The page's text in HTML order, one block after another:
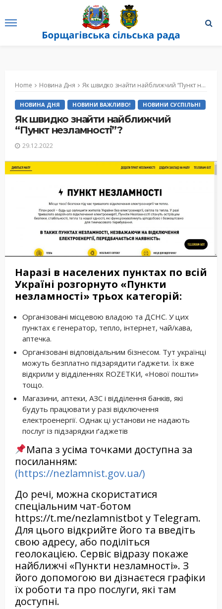
Home Новина Дня Як швидко знайти найближчий “Пункт незламності”?
НОВИНА ДНЯ НОВИНИ ВАЖЛИВО! НОВИНИ СУСПІЛЬНІ
Як швидко знайти найближчий
“Пункт незламності”?
29.12.2022
Наразі в населених пунктах по всій
Україні розгорнуто «Пункти
незламності» трьох категорій:
Організовані місцевою владою та ДСНС. У цих
пунктах є генератор, тепло, інтернет, чай/кава,
аптечка.
Організовані відповідальним бізнесом. Тут українці
можуть безплатно підзарядити ґаджети. Їх вже
відкрили у відділеннях ROZETKИ, «Нової пошти»
тощо.
Магазини, аптеки, АЗС і відділення банків, які
будуть працювати у разі відключення
електроенергії. Однак ці установи не надають
послуг із підзарядки ґаджетів
Мапа з усіма точками доступна за
посиланням:
(https://nezlamnist.gov.ua/)
До речі, можна скористатися
спеціальним чат-ботом
https://t.me/nezlamnistbot у Telegram.
Для цього відкрийте його та введіть
свою адресу, або поділіться
геолокацією. Сервіс відразу покаже
найближчі «Пункти незламності». З
його допомогою ви дізнаєтеся графіки
їх роботи та про послуги, які там
доступні.